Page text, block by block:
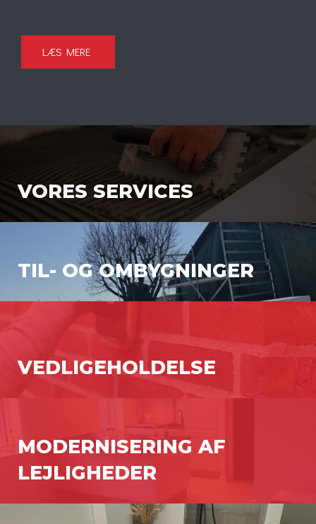
LÆS MERE
VORES SERVICES
TIL- OG OMBYGNINGER
VEDLIGEHOLDELSE
MODERNISERING AF
LEJLIGHEDER